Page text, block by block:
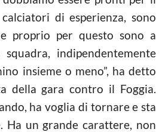
di esperienza, sono
proprio per questo sono a
indipendentemente
insieme o meno”, ha detto
della gara contro il Foggia.
ha voglia di tornare e sta
Ha un grande carattere, non